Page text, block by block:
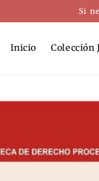
Si
Inicio Colección